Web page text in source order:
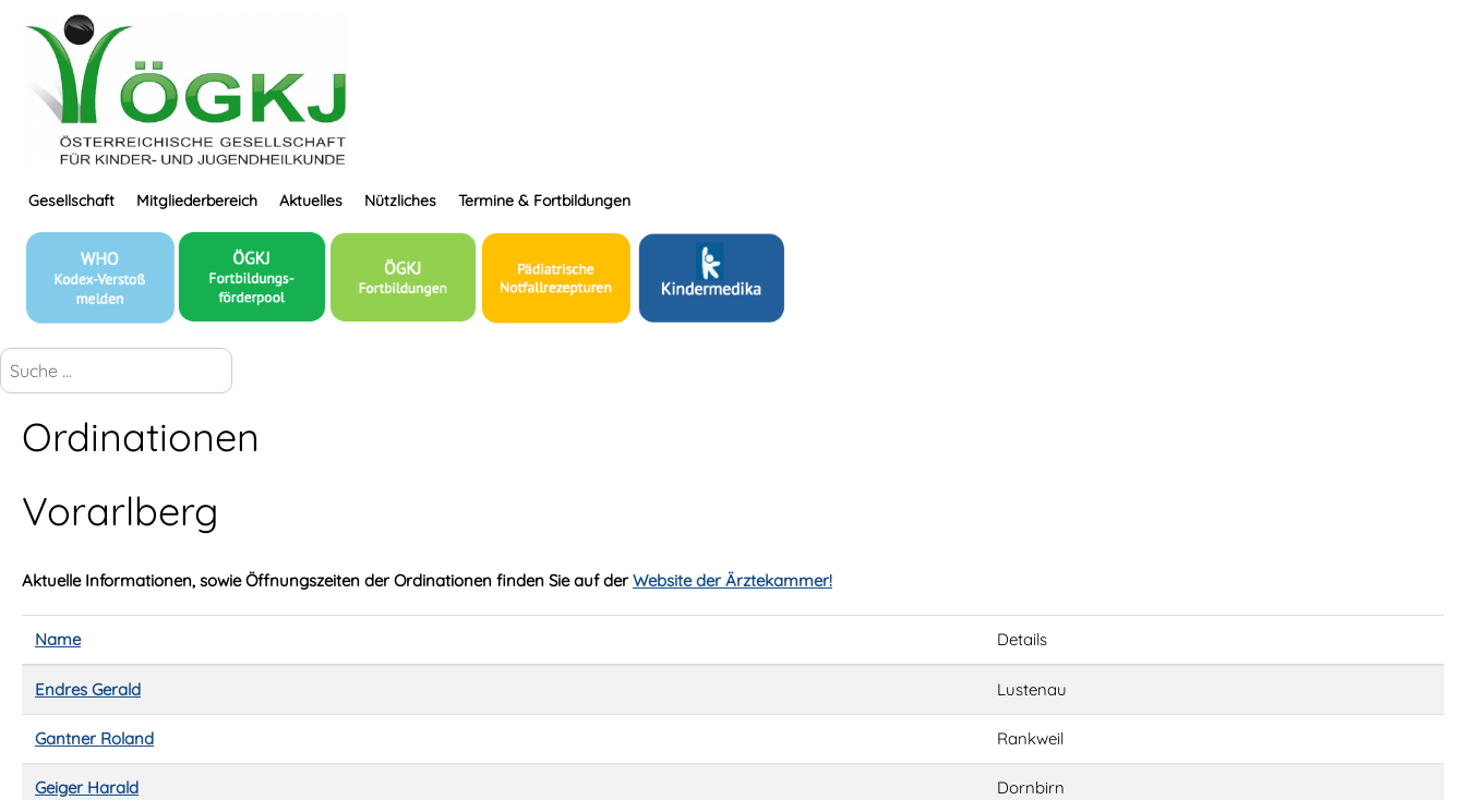
Gesellschaft Mitgliederbereich Aktuelles Nützliches Termine & Fortbildungen
suchen...
Ordinationen
Vorarlberg
Aktuelle Informationen, sowie Öffnungszeiten der Ordinationen finden Sie auf der Website der Ärztekammer!
Name Details
Endres Gerald Lustenau
Gantner Roland Rankweil
Geiger Harald Dornbirn